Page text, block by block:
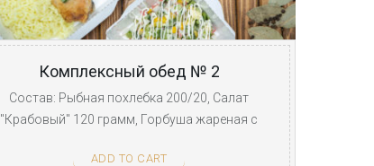
Комплексный обед № 2
Состав: Рыбная похлебка 200/20, Салат
"Крабовый" 120 грамм, Горбуша жареная с
ADD TO CART